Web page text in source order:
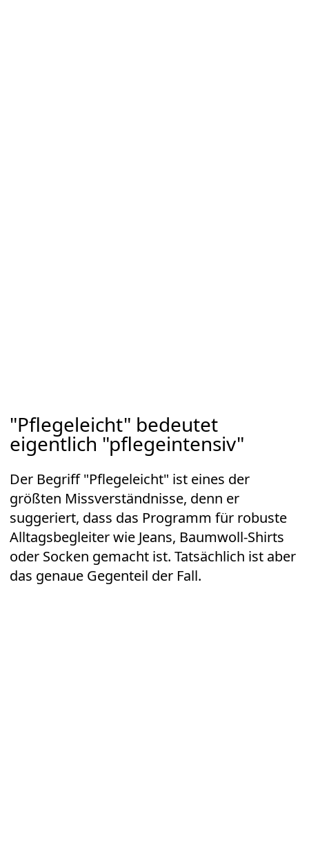
"Pflegeleicht" bedeutet
eigentlich "pflegeintensiv"
Der Begriff "Pflegeleicht" ist eines der
größten Missverständnisse, denn er
suggeriert, dass das Programm für robuste
Alltagsbegleiter wie Jeans, Baumwoll-Shirts
oder Socken gemacht ist. Tatsächlich ist aber
das genaue Gegenteil der Fall.